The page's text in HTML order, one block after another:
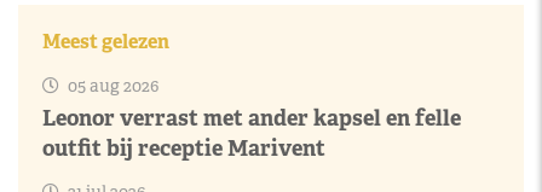
Meest gelezen
05 aug 2026
Leonor verrast met ander kapsel en felle
outfit bij receptie Marivent